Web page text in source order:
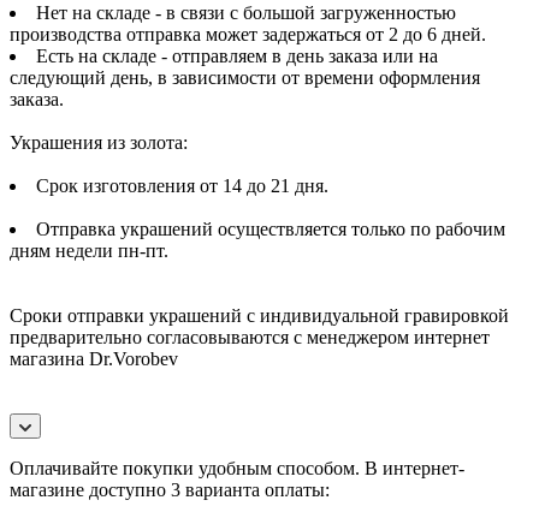
Нет на складе - в связи с большой загруженностью
производства отправка может задержаться от 2 до 6 дней.
Есть на складе - отправляем в день заказа или на
следующий день, в зависимости от времени оформления
заказа.
Украшения из золота:
Срок изготовления от 14 до 21 дня.
Отправка украшений осуществляется только по рабочим
дням недели пн-пт.
Сроки отправки украшений с индивидуальной гравировкой
предварительно согласовываются с менеджером интернет
магазина Dr.Vorobev
Оплачивайте покупки удобным способом. В интернет-
магазине доступно 3 варианта оплаты: